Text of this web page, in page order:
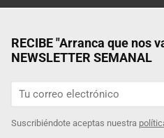
RECIBE "Arranca que nos
NEWSLETTER SEMANAL
Suscribiéndote aceptas nuestra